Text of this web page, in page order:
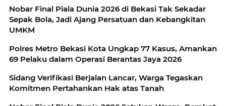
Nobar Final Piala Dunia 2026 di Bekasi Tak Sekadar
Sepak Bola, Jadi Ajang Persatuan dan Kebangkitan
UMKM
Polres Metro Bekasi Kota Ungkap 77 Kasus, Amankan
69 Pelaku dalam Operasi Berantas Jaya 2026
Sidang Verifikasi Berjalan Lancar, Warga Tegaskan
Komitmen Pertahankan Hak atas Tanah